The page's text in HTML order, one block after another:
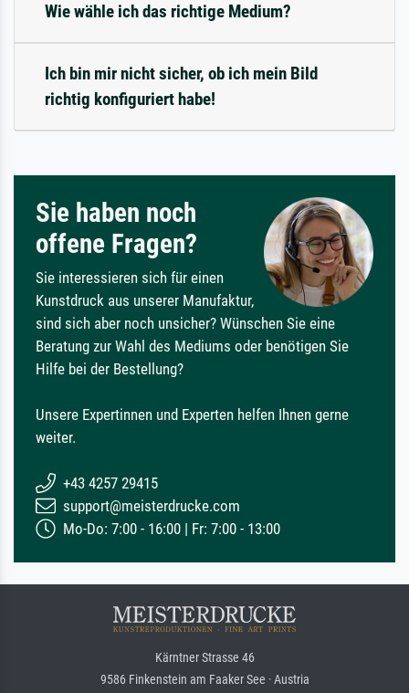
Wie wähle ich das richtige Medium?
Ich bin mir nicht sicher, ob ich mein Bild
richtig konfiguriert habe!
Sie haben noch
offene Fragen?
Sie interessieren sich für einen
Kunstdruck aus unserer Manufaktur,
sind sich aber noch unsicher? Wünschen Sie eine
Beratung zur Wahl des Mediums oder benötigen Sie
Hilfe bei der Bestellung?
Unsere Expertinnen und Experten helfen Ihnen gerne
weiter.
+43 4257 29415
support@meisterdrucke.com
Mo-Do: 7:00 - 16:00 | Fr: 7:00 - 13:00
Kärntner Strasse 46
9586 Finkenstein am Faaker See · Austria